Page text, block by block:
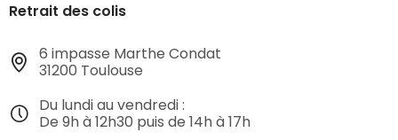
Retrait des colis
6 impasse Marthe Condat
31200 Toulouse
Du lundi au vendredi :
De 9h à 12h30 puis de 14h à 17h